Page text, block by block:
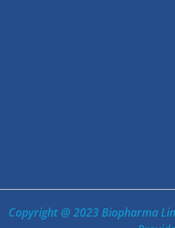
Copyright @ 2023 Biopharma